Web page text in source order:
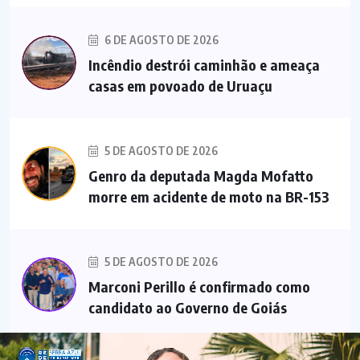
6 DE AGOSTO DE 2026
Incêndio destrói caminhão e ameaça
casas em povoado de Uruaçu
5 DE AGOSTO DE 2026
Genro da deputada Magda Mofatto
morre em acidente de moto na BR-153
5 DE AGOSTO DE 2026
Marconi Perillo é confirmado como
candidato ao Governo de Goiás